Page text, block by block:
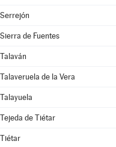
Serrejón
Sierra de Fuentes
Talaván
Talaveruela de la Vera
Talayuela
Tejeda de Tiétar
Tiétar